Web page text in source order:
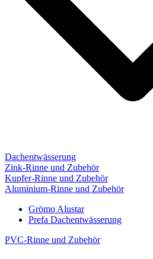
Dachentwässerung
Zink-Rinne und Zubehör
Kupfer-Rinne und Zubehör
Aluminium-Rinne und Zubehör
Grömo Alustar
Prefa Dachentwässerung
PVC-Rinne und Zubehör